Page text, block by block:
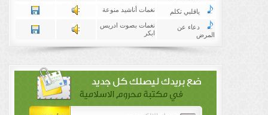
ياقلبي تكلم نغمات أناشيد منوعة
دعاء عن
المرض
نغمات بصوت ادريس
ابكر